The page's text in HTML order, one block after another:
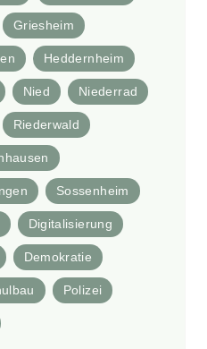
Griesheim
Heddernheim
Nied Niederrad
Riederwald
Sossenheim
Digitalisierung
Demokratie
Polizei